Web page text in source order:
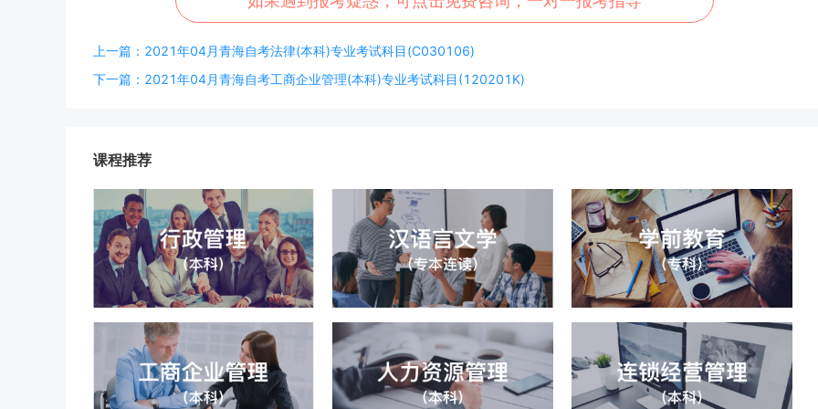
上一篇：2021年04月青海自考法律(本科)专业考试科目(C030106)
下一篇：2021年04月青海自考工商企业管理(本科)专业考试科目(120201K)
课程推荐